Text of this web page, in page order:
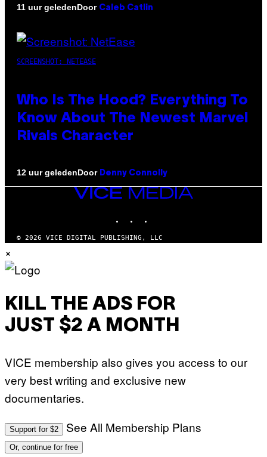
11 uur geledenDoor Caleb Catlin
SCREENSHOT: NETEASE
Who Is The Hood? Everything To
Know About The Newest Marvel
Rivals Character
12 uur geledenDoor Denny Connolly
VICE
MEDIA
© 2026 VICE DIGITAL PUBLISHING, LLC
×
KILL THE ADS FOR
JUST $2 A MONTH
VICE membership also gives you access to our
very best writing and exclusive new
documentaries.
Support for $2 See All Membership Plans
Or, continue for free